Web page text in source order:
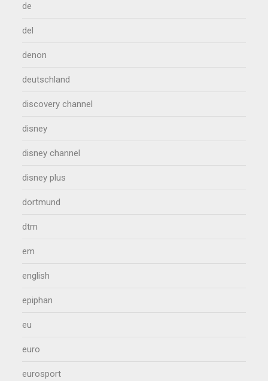
de
del
denon
deutschland
discovery channel
disney
disney channel
disney plus
dortmund
dtm
em
english
epiphan
eu
euro
eurosport